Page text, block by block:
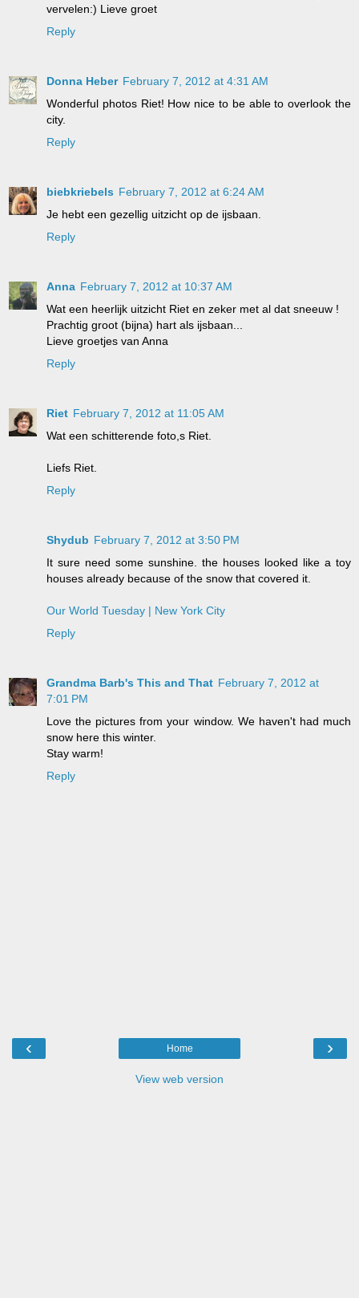
vervelen:) Lieve groet
Reply
Donna Heber February 7, 2012 at 4:31 AM
Wonderful photos Riet! How nice to be able to overlook the
city.
Reply
biebkriebels February 7, 2012 at 6:24 AM
Je hebt een gezellig uitzicht op de ijsbaan.
Reply
Anna February 7, 2012 at 10:37 AM
Wat een heerlijk uitzicht Riet en zeker met al dat sneeuw !
Prachtig groot (bijna) hart als ijsbaan...
Lieve groetjes van Anna
Reply
Riet February 7, 2012 at 11:05 AM
Wat een schitterende foto,s Riet.
Liefs Riet.
Reply
Shydub February 7, 2012 at 3:50 PM
It sure need some sunshine. the houses looked like a toy
houses already because of the snow that covered it.
Our World Tuesday | New York City
Reply
Grandma Barb's This and That February 7, 2012 at
7:01 PM
Love the pictures from your window. We haven't had much
snow here this winter.
Stay warm!
Reply
‹ ›
Home
View web version